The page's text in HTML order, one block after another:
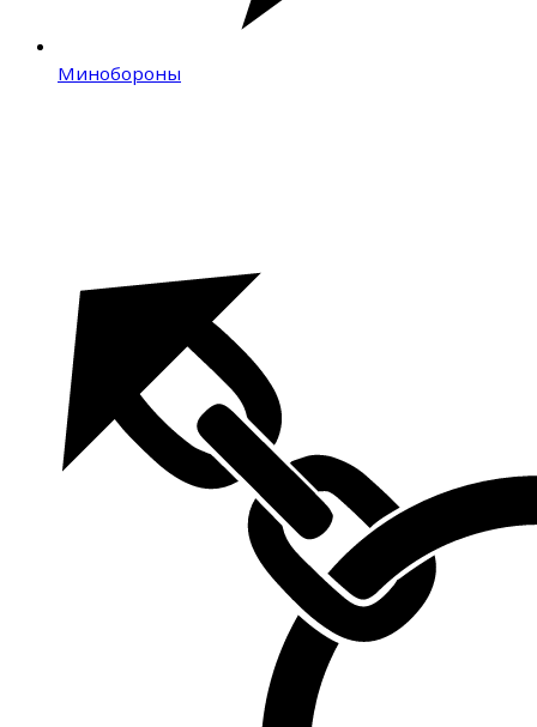
Минобороны